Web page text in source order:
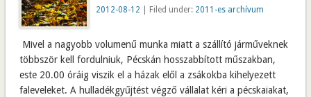
2012-08-12 | Filed under: 2011-es archívum
Mivel a nagyobb volumenű munka miatt a szállító járműveknek
többször kell fordulniuk, Pécskán hosszabbított műszakban,
este 20.00 óráig viszik el a házak elől a zsákokba kihelyezett
faleveleket. A hulladékgyűjtést végző vállalat kéri a pécskaiakat,